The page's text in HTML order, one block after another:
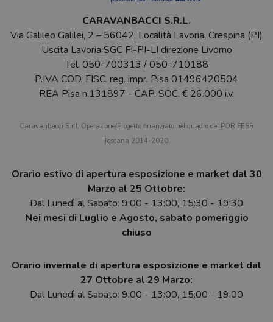
CARAVANBACCI S.R.L.
Via Galileo Galilei, 2 – 56042, Località Lavoria, Crespina (PI)
Uscita Lavoria SGC FI-PI-LI direzione Livorno
Tel. 050-700313 /050-710188
P.IVA COD. FISC. reg. impr. Pisa 01496420504
REA Pisa n.131897 - CAP. SOC. € 26.000 i.v.
Caravanbacci S.r.l. Operazione/Progetto finanziato nel quadro del POR FESR
Toscana 2014-2020.
Orario estivo di apertura esposizione e market dal 30
Marzo al 25 Ottobre:
Dal Lunedì al Sabato: 9:00 - 13:00, 15:30 - 19:30
Nei mesi di Luglio e Agosto, sabato pomeriggio
chiuso
Orario invernale di apertura esposizione e market dal
27 Ottobre al 29 Marzo:
Dal Lunedì al Sabato: 9:00 - 13:00, 15:00 - 19:00